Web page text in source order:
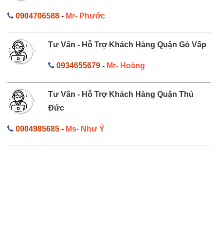
0904706588 - Mr- Phước
Tư Vấn - Hỗ Trợ Khách Hàng Quận Gò Vấp
0934655679- Mr- Hoàng
Tư Vấn - Hỗ Trợ Khách Hàng Quận Thủ
Đức
0904985685 - Ms- Như Ý